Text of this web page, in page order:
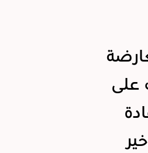
على